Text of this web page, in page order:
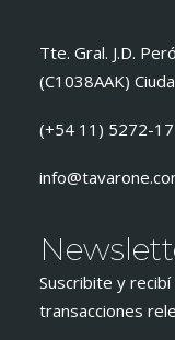
Tte. Gral. J.D.
(C1038AAK)
(+54 11) 5272-
Suscribite y
transacciones